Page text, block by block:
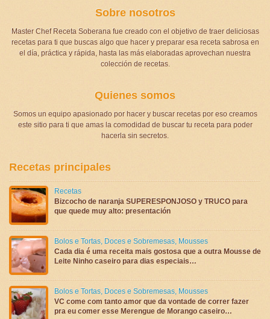
Sobre nosotros
Master Chef Receta Soberana fue creado con el objetivo de traer deliciosas
recetas para ti que buscas algo que hacer y preparar esa receta sabrosa en
el día, práctica y rápida, hasta las más elaboradas aprovechan nuestra
colección de recetas.
Quienes somos
Somos un equipo apasionado por hacer y buscar recetas por eso creamos
este sitio para ti que amas la comodidad de buscar tu receta para poder
hacerla sin secretos.
Recetas principales
Recetas
Bizcocho de naranja SUPERESPONJOSO y TRUCO para
que quede muy alto: presentación
Bolos e Tortas, Doces e Sobremesas, Mousses
Cada dia é uma receita mais gostosa que a outra Mousse de
Leite Ninho caseiro para dias especiais…
Bolos e Tortas, Doces e Sobremesas, Mousses
VC come com tanto amor que da vontade de correr fazer
pra eu comer esse Merengue de Morango caseiro…